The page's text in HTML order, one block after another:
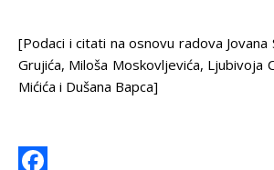
[Podaci i citati na osnovu radova Jovana
Grujića, Miloša Moskovljevića, Ljubivoja
Mićića i Dušana Bapca]